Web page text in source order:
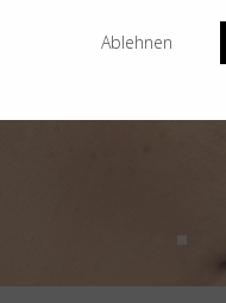
Ablehnen